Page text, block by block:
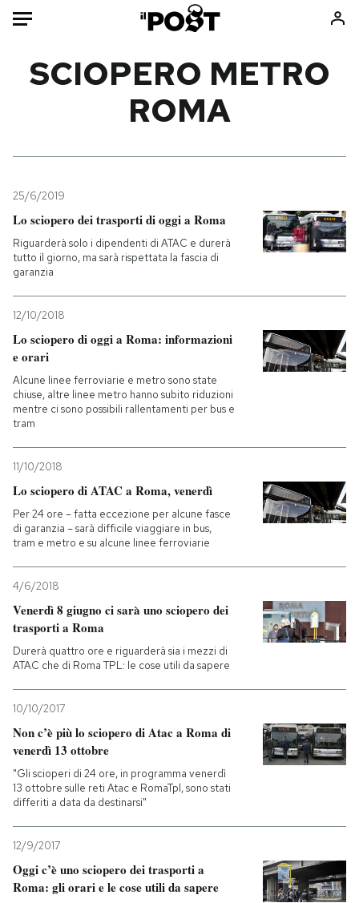
Mondo
Tecnologia
Internet
Scienza
Cultura
Economia
Sport
Libri
Ok Boomer!
Media
Altrecose
PODCAST
NEWSLETTER
I MIEI PREFERITI
SHOP
AREA PERSONALE
Entra
SCIOPERO METRO
ROMA
25/6/2019
Lo sciopero dei trasporti di oggi a Roma
Riguarderà solo i dipendenti di ATAC e durerà
tutto il giorno, ma sarà rispettata la fascia di
garanzia
12/10/2018
Lo sciopero di oggi a Roma: informazioni
e orari
Alcune linee ferroviarie e metro sono state
chiuse, altre linee metro hanno subito riduzioni
mentre ci sono possibili rallentamenti per bus e
tram
11/10/2018
Lo sciopero di ATAC a Roma, venerdì
Per 24 ore – fatta eccezione per alcune fasce
di garanzia – sarà difficile viaggiare in bus,
tram e metro e su alcune linee ferroviarie
4/6/2018
Venerdì 8 giugno ci sarà uno sciopero dei
trasporti a Roma
Durerà quattro ore e riguarderà sia i mezzi di
ATAC che di Roma TPL: le cose utili da sapere
10/10/2017
Non c’è più lo sciopero di Atac a Roma di
venerdì 13 ottobre
"Gli scioperi di 24 ore, in programma venerdì
13 ottobre sulle reti Atac e RomaTpl, sono stati
differiti a data da destinarsi"
12/9/2017
Oggi c’è uno sciopero dei trasporti a
Roma: gli orari e le cose utili da sapere